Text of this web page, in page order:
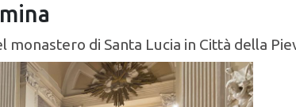
monastero di Santa Lucia in Città della